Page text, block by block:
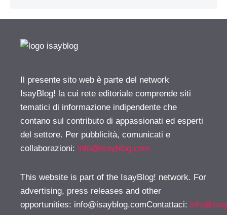
Il presente sito web è parte del network
IsayBlog! la cui rete editoriale comprende siti
tematici di informazione indipendente che
contano sul contributo di appassionati ed esperti
del settore. Per pubblicità, comunicati e
collaborazioni: info@isayblog.com
This website is part of the IsayBlog! network. For
advertising, press releases and other
opportunities: info@isayblog.comContattaci: